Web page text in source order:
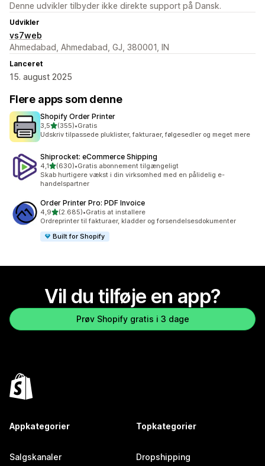
Denne udvikler tilbyder ikke direkte support på Dansk.
Udvikler
vs7web
Ahmedabad, Ahmedabad, GJ, 380001, IN
Lanceret
15. august 2025
Flere apps som denne
Shopify Order Printer
3,5ud af 5 stjerner
(355)
355 anmeldelser i alt
•Gratis
Udskriv tilpassede pluklister, fakturaer, følgesedler og meget mere
Shiprocket: eCommerce Shipping
4,1ud af 5 stjerner
(630)
630 anmeldelser i alt
•Gratis abonnement tilgængeligt
Skab hurtigere vækst i din virksomhed med en pålidelig e-
handelspartner
Order Printer Pro: PDF Invoice
4,9ud af 5 stjerner
(2.685)
2685 anmeldelser i alt
•Gratis at installere
Ordreprinter til fakturaer, kladder og forsendelsesdokumenter
Built for Shopify
Vil du tilføje en app?
Prøv Shopify gratis i 3 dage
Appkategorier
Salgskanaler
Topkategorier
Dropshipping